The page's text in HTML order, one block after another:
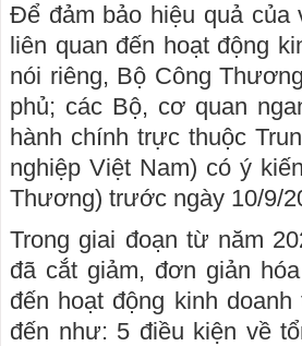
Để đảm bảo hiệu quả của
liên quan đến hoạt động
nói riêng, Bộ Công
phủ; các Bộ, cơ quan
hành chính trực thuộc
nghiệp Việt Nam) có ý
Thương) trước ngày 10/9/
Trong giai đoạn từ năm
đã cắt giảm, đơn giản
đến hoạt động kinh
đến như: 5 điều kiện về